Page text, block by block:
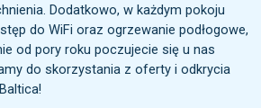
Dodatkowo, w każdym pokoju
do WiFi oraz ogrzewanie podłogowe,
od pory roku poczujecie się u nas
do skorzystania z oferty i odkrycia